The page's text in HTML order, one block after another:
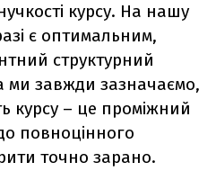
курсу. На нашу
є оптимальним,
структурний
ми завжди зазначаємо,
курсу – це проміжний
повноцінного
точно зарано.